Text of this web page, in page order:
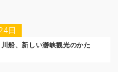
日
船、新しい瀞峡観光のかた